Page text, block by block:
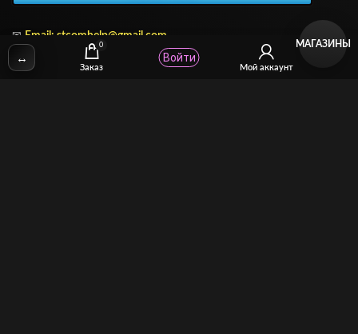
✉ Email: stcomhelp@gmail.com
↔
0
Заказ Мой аккаунт
Войти
МАГАЗИНЫ